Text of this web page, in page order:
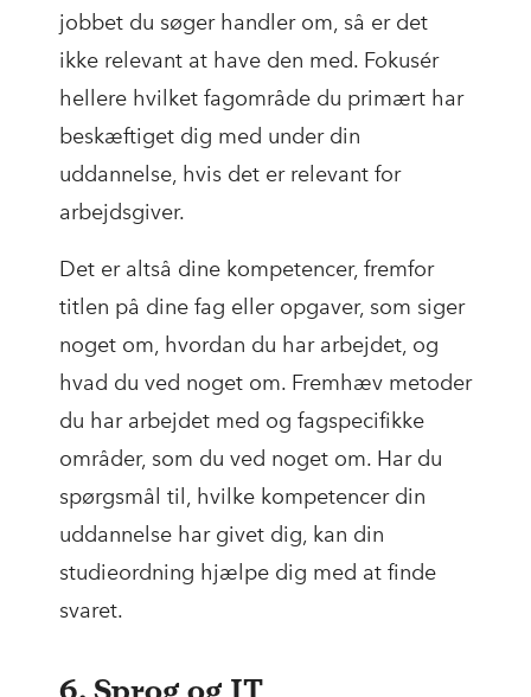
jobbet du søger handler om, så er det
ikke relevant at have den med. Fokusér
hellere hvilket fagområde du primært har
beskæftiget dig med under din
uddannelse, hvis det er relevant for
arbejdsgiver.
Det er altså dine kompetencer, fremfor
titlen på dine fag eller opgaver, som siger
noget om, hvordan du har arbejdet, og
hvad du ved noget om. Fremhæv metoder
du har arbejdet med og fagspecifikke
områder, som du ved noget om. Har du
spørgsmål til, hvilke kompetencer din
uddannelse har givet dig, kan din
studieordning hjælpe dig med at finde
svaret.